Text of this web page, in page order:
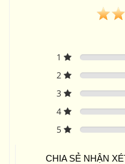
1
2
3
4
5
CHIA SẺ NHẬN